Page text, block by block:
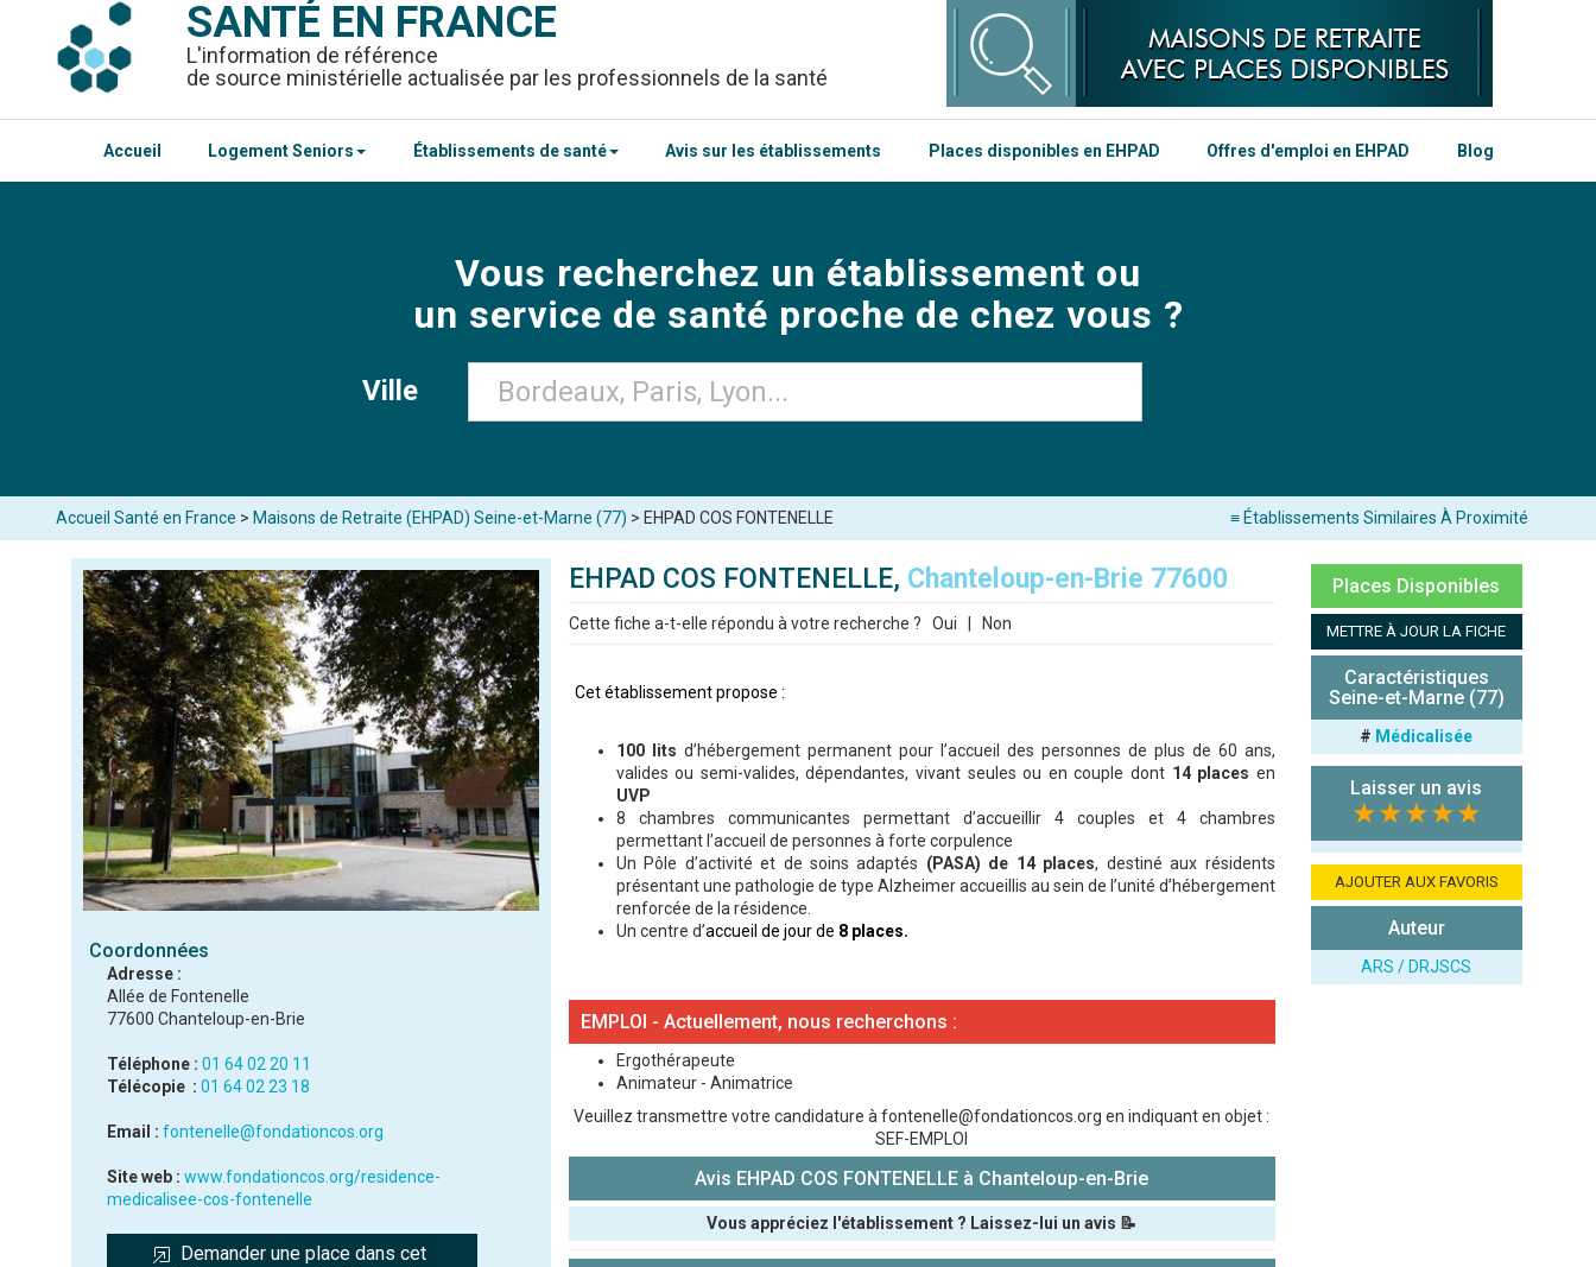
SANTÉ EN FRANCE
L'information de référence
de source ministérielle actualisée par les professionnels de la santé
Accueil Logement Seniors Établissements de santé Avis sur les établissements Places disponibles en EHPAD Offres d'emploi en EHPAD Blog
Vous recherchez un établissement ou
un service de santé proche de chez vous ?
Ville
≡ Établissements Similaires À Proximité
Accueil Santé en France > Maisons de Retraite (EHPAD) Seine-et-Marne (77) > EHPAD COS FONTENELLE
Coordonnées
Adresse :
Allée de Fontenelle
77600 Chanteloup-en-Brie
Téléphone : 01 64 02 20 11
Télécopie : 01 64 02 23 18
Email : fontenelle@fondationcos.org
Site web : www.fondationcos.org/residence-
medicalisee-cos-fontenelle
Demander une place dans cet
EHPAD COS FONTENELLE, Chanteloup-en-Brie 77600
Cette fiche a-t-elle répondu à votre recherche ? Oui Non
Cet établissement propose :
100 lits d’hébergement permanent pour l’accueil des personnes de plus de 60 ans,
valides ou semi-valides, dépendantes, vivant seules ou en couple dont 14 places en
UVP
8 chambres communicantes permettant d’accueillir 4 couples et 4 chambres
permettant l’accueil de personnes à forte corpulence
Un Pôle d’activité et de soins adaptés (PASA) de 14 places, destiné aux résidents
présentant une pathologie de type Alzheimer accueillis au sein de l’unité d’hébergement
renforcée de la résidence.
Un centre d’accueil de jour de 8 places.
EMPLOI - Actuellement, nous recherchons :
Ergothérapeute
Animateur - Animatrice
Veuillez transmettre votre candidature à fontenelle@fondationcos.org en indiquant en objet :
SEF-EMPLOI
Avis EHPAD COS FONTENELLE à Chanteloup-en-Brie
Vous appréciez l'établissement ? Laissez-lui un avis 📝
Places Disponibles
METTRE À JOUR LA FICHE
Caractéristiques
Seine-et-Marne (77)
# Médicalisée
Laisser un avis
★★★★★
AJOUTER AUX FAVORIS
Auteur
ARS / DRJSCS